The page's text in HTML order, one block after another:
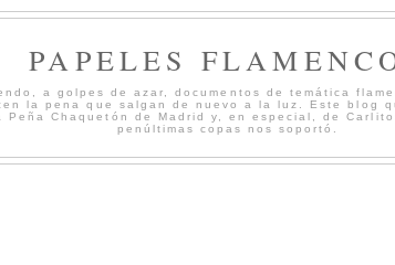
PAPELES
a golpes de azar, documentos de temática
la pena que salgan de nuevo a la luz. Este blog
Peña Chaquetón de Madrid y, en especial, de
penúltimas copas nos soportó.